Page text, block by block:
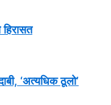
‘अत्यधिक ठूलो’